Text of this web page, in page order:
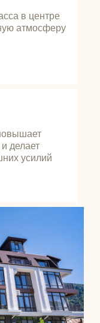
делает
усилий
в центре
атмосферу